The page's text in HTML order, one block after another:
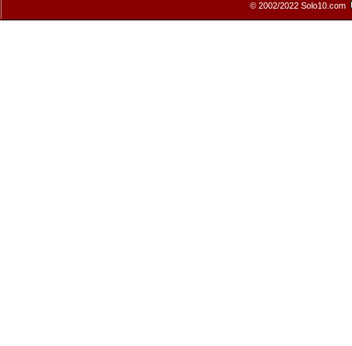
© 2002/2022 Solo10.com